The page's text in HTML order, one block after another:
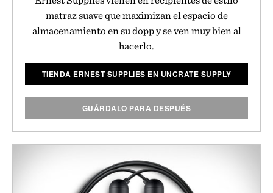
matraz suave que maximizan el espacio de
almacenamiento en su dopp y se ven muy bien al
hacerlo.
TIENDA ERNEST SUPPLIES EN UNCRATE SUPPLY
GUÁRDALO PARA DESPUÉS